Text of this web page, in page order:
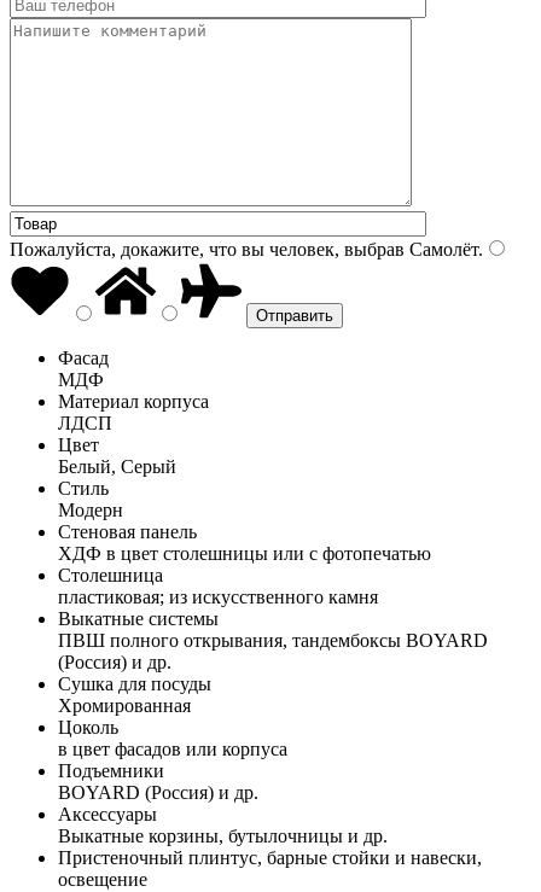
Пожалуйста, докажите, что вы человек, выбрав Самолёт.
Фасад
МДФ
Материал корпуса
ЛДСП
Цвет
Белый, Серый
Стиль
Модерн
Стеновая панель
ХДФ в цвет столешницы или с фотопечатью
Столешница
пластиковая; из искусственного камня
Выкатные системы
ПВШ полного открывания, тандембоксы BOYARD
(Россия) и др.
Сушка для посуды
Хромированная
Цоколь
в цвет фасадов или корпуса
Подъемники
BOYARD (Россия) и др.
Аксессуары
Выкатные корзины, бутылочницы и др.
Пристеночный плинтус, барные стойки и навески,
освещение